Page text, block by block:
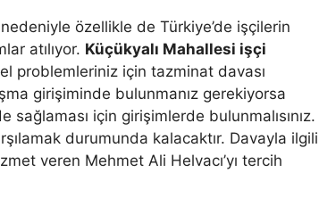
özellikle de Türkiye’de işçilerin
atılıyor. Küçükyalı Mahallesi işçi
problemleriniz için tazminat davası
girişiminde bulunmanız gerekiyorsa
için girişimlerde bulunmalısınız.
durumunda kalacaktır. Davayla ilgili
veren Mehmet Ali Helvacı’yı tercih